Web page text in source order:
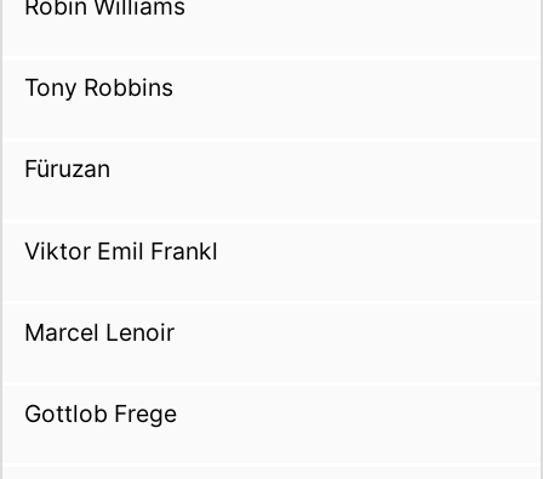
Robin Williams
Tony Robbins
Füruzan
Viktor Emil Frankl
Marcel Lenoir
Gottlob Frege